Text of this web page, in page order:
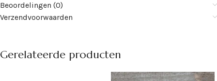
Beoordelingen (0)
Verzendvoorwaarden
Gerelateerde producten